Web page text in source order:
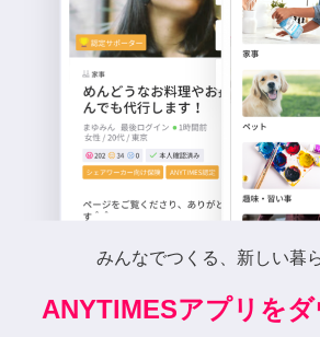
みんなでつくる、新しい暮
ANYTIMESアプリを